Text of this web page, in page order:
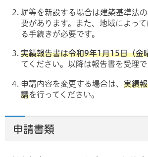
塀等を新設する場合は建築基準法
要があります。また、地域によっ
る手続きが必要です。
実績報告書は令和9年1月15日（金
てください。以降は報告書を受理で
申請内容を変更する場合は、 実績
請を行ってください。
申請書類